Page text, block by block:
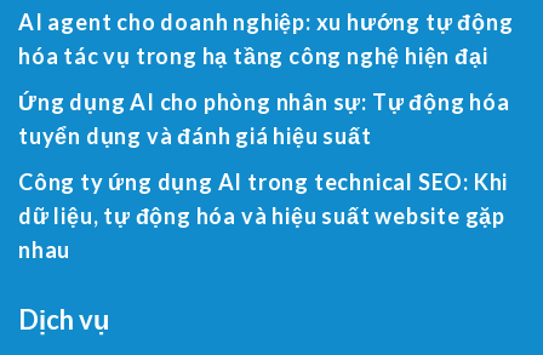
AI agent cho doanh nghiệp: xu hướng tự động
hóa tác vụ trong hạ tầng công nghệ hiện đại
Ứng dụng AI cho phòng nhân sự: Tự động hóa
tuyển dụng và đánh giá hiệu suất
Công ty ứng dụng AI trong technical SEO: Khi
dữ liệu, tự động hóa và hiệu suất website gặp
nhau
Dịch vụ